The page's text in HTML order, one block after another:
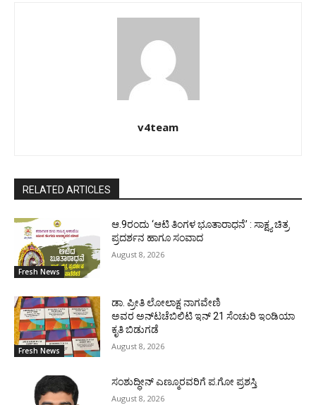
v4team
RELATED ARTICLES
Fresh News
ಆ.9ರಂದು ‘ಆಟಿ ತಿಂಗಳ ಭೂತಾರಾಧನೆ’ : ಸಾಕ್ಷ್ಯ ಚಿತ್ರ
ಪ್ರದರ್ಶನ ಹಾಗೂ ಸಂವಾದ
August 8, 2026
Fresh News
ಡಾ. ಪ್ರೀತಿ ಲೋಲಾಕ್ಷ ನಾಗವೇಣಿ
ಅವರ ಅನ್‌ಟಚೆಬಿಲಿಟಿ ಇನ್ 21 ಸೆಂಚುರಿ ಇಂಡಿಯಾ
ಕೃತಿ ಬಿಡುಗಡೆ
August 8, 2026
ಸಂಶುದ್ಧೀನ್ ಎಣ್ಮೂರವರಿಗೆ ಪ.ಗೋ ಪ್ರಶಸ್ತಿ
August 8, 2026